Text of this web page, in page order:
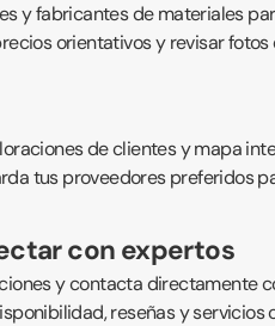
y fabricantes de materiales
orientativos y revisar
de clientes y mapa
tus proveedores preferidos
con expertos
y contacta directamente
reseñas y